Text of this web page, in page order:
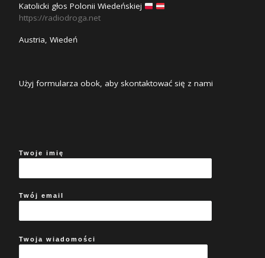
Katolicki głos Polonii Wiedeńskiej
https://radiodroga.net
Austria, Wiedeń
Użyj formularza obok, aby skontaktować się z nami
Twoje imię
Twój email
Twoja wiadomości